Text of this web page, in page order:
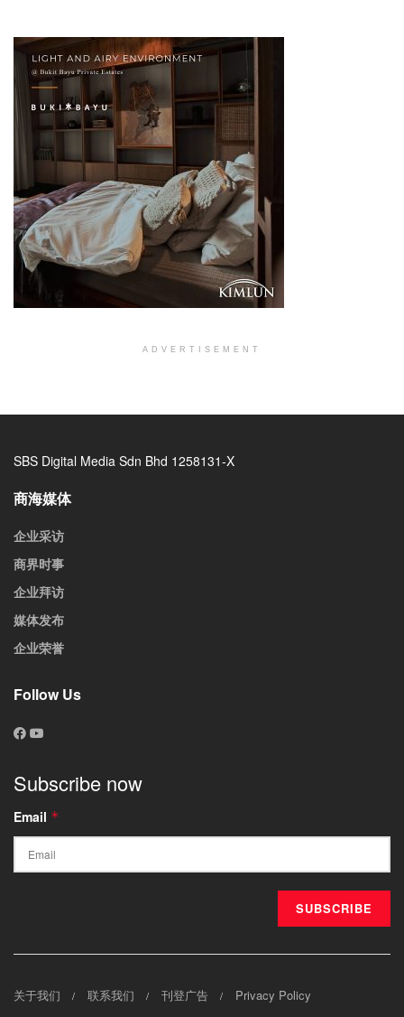
ADVERTISEMENT
SBS Digital Media Sdn Bhd 1258131-X
商海媒体
企业采访
商界时事
企业拜访
媒体发布
企业荣誉
Follow Us
Subscribe now
Email *
关于我们 联系我们 刊登广告 Privacy Policy